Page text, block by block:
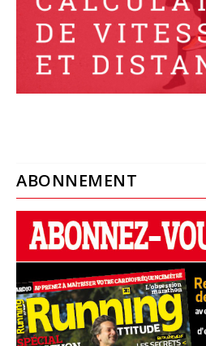
ABONNEMENT